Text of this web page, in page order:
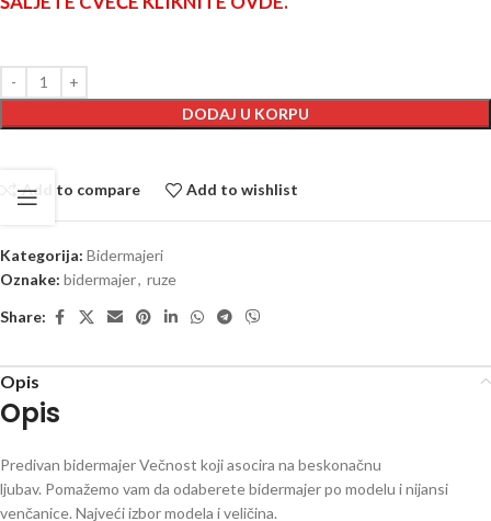
DODAJ U KORPU
Add to compare Add to wishlist
Kategorija: Bidermajeri
Oznake: bidermajer, ruze
Share:
Opis
Opis
Predivan bidermajer Večnost koji asocira na beskonačnu
ljubav. Pomažemo vam da odaberete bidermajer po modelu i nijansi
venčanice. Najveći izbor modela i veličina.